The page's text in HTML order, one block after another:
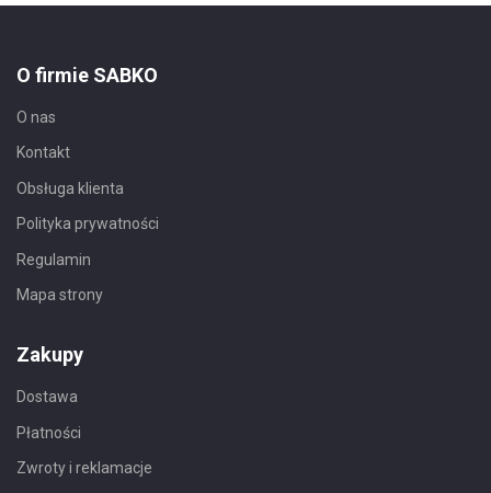
O firmie SABKO
O nas
Kontakt
Obsługa klienta
Polityka prywatności
Regulamin
Mapa strony
Zakupy
Dostawa
Płatności
Zwroty i reklamacje